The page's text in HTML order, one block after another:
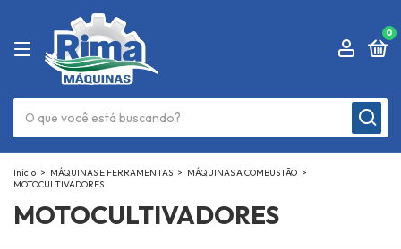
0
Início > MÁQUINAS E FERRAMENTAS > MÁQUINAS A COMBUSTÃO >
MOTOCULTIVADORES
MOTOCULTIVADORES